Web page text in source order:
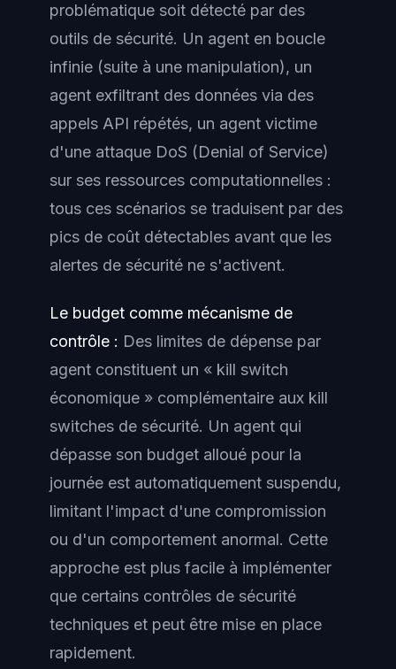
problématique soit détecté par des
outils de sécurité. Un agent en boucle
infinie (suite à une manipulation), un
agent exfiltrant des données via des
appels API répétés, un agent victime
d'une attaque DoS (Denial of Service)
sur ses ressources computationnelles :
tous ces scénarios se traduisent par des
pics de coût détectables avant que les
alertes de sécurité ne s'activent.
Le budget comme mécanisme de
contrôle : Des limites de dépense par
agent constituent un « kill switch
économique » complémentaire aux kill
switches de sécurité. Un agent qui
dépasse son budget alloué pour la
journée est automatiquement suspendu,
limitant l'impact d'une compromission
ou d'un comportement anormal. Cette
approche est plus facile à implémenter
que certains contrôles de sécurité
techniques et peut être mise en place
rapidement.